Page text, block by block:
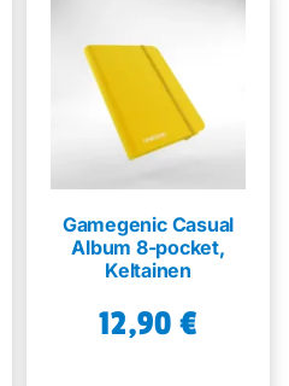
Gamegenic Casual
Album 8-pocket,
Keltainen
12,90 €